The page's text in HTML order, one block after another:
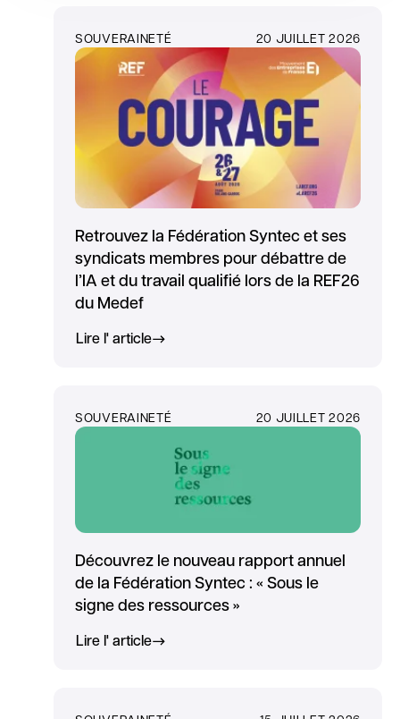
SOUVERAINETÉ 20 JUILLET 2026
Retrouvez la Fédération Syntec et ses
syndicats membres pour débattre de
l’IA et du travail qualifié lors de la REF26
du Medef
Lire l' article
SOUVERAINETÉ 20 JUILLET 2026
Découvrez le nouveau rapport annuel
de la Fédération Syntec : « Sous le
signe des ressources »
Lire l' article